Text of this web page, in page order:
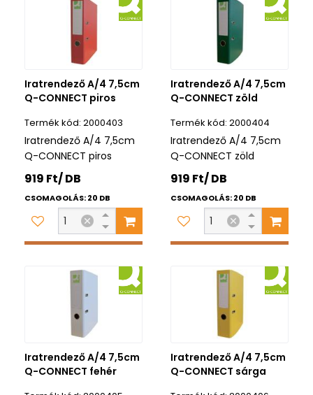
Iratrendező A/4 7,5cm
Q-CONNECT piros
2000403
Iratrendező A/4 7,5cm
Q-CONNECT piros
919 Ft/ DB
CSOMAGOLÁS: 20 DB
Iratrendező A/4 7,5cm
Q-CONNECT zöld
2000404
Iratrendező A/4 7,5cm
Q-CONNECT zöld
919 Ft/ DB
CSOMAGOLÁS: 20 DB
Iratrendező A/4 7,5cm
Q-CONNECT fehér
Iratrendező A/4 7,5cm
Q-CONNECT sárga